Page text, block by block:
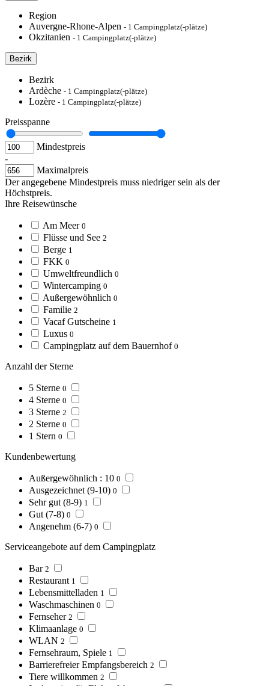
Region
Auvergne-Rhone-Alpen - 1 Campingplatz(-plätze)
Okzitanien - 1 Campingplatz(-plätze)
Bezirk
Bezirk
Ardèche - 1 Campingplatz(-plätze)
Lozère - 1 Campingplatz(-plätze)
Preisspanne
Mindestpreis
-
Maximalpreis
Der angegebene Mindestpreis muss niedriger sein als der
Höchstpreis.
Ihre Reisewünsche
Am Meer 0
Flüsse und See 2
Berge 1
FKK 0
Umweltfreundlich 0
Wintercamping 0
Außergewöhnlich 0
Familie 2
Vacaf Gutscheine 1
Luxus 0
Campingplatz auf dem Bauernhof 0
Anzahl der Sterne
5 Sterne 0
4 Sterne 0
3 Sterne 2
2 Sterne 0
1 Stern 0
Kundenbewertung
Außergewöhnlich : 10 0
Ausgezeichnet (9-10) 0
Sehr gut (8-9) 1
Gut (7-8) 0
Angenehm (6-7) 0
Serviceangebote auf dem Campingplatz
Bar 2
Restaurant 1
Lebensmittelladen 1
Waschmaschinen 0
Fernseher 2
Klimaanlage 0
WLAN 2
Fernsehraum, Spiele 1
Barrierefreier Empfangsbereich 2
Tiere willkommen 2